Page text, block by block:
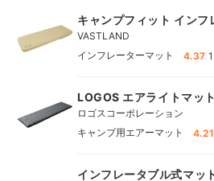
キャンプフィット イン
VASTLAND
インフレーターマット
4.37
LOGOS エアライトマッ
ロゴスコーポレーション
キャンプ用エアーマット
4.21
インフレータブル式マッ